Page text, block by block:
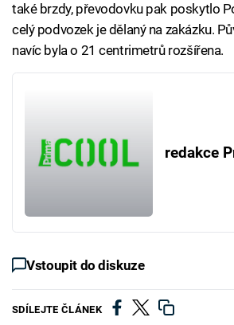
také brzdy, převodovku pak poskytlo
celý podvozek je dělaný na zakázku.
navíc byla o 21 centrimetrů rozšířena.
redakce
Vstoupit do diskuze
SDÍLEJTE ČLÁNEK